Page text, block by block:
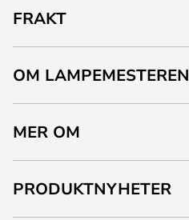
FRAKT
OM LAMPEMESTEREN
MER OM
PRODUKTNYHETER